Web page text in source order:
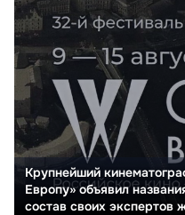
Крупнейший
Европу» объявил
состав своих экспертов